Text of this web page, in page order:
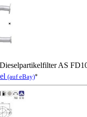
AS
(auf eBay)*